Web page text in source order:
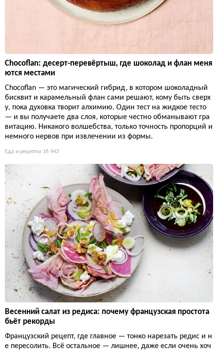
Chocoflan: десерт-перевёртыш, где шоколад и флан меня
ются местами
Chocoflan — это магический гибрид, в котором шоколадный
бисквит и карамельный флан сами решают, кому быть сверх
у, пока духовка творит алхимию. Один тест на жидкое тесто
— и вы получаете два слоя, которые честно обманывают гра
витацию. Никакого волшебства, только точность пропорций и
немного нервов при извлечении из формы.
Еда и рецепты 16 943
Весенний салат из редиса: почему французская простота
бьёт рекорды
Французский рецепт, где главное — тонко нарезать редис и н
е пересолить. Всё остальное — лишнее, даже если очень хоч